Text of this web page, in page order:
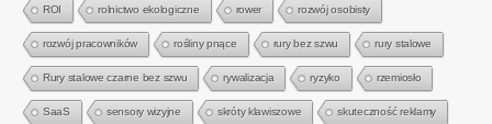
ROI rolnictwo ekologiczne rower rozwój osobisty
rozwój pracowników rośliny pnące rury bez szwu rury stalowe
Rury stalowe czarne bez szwu rywalizacja ryzyko rzemiosło
SaaS sensory wizyjne skróty klawiszowe skuteczność reklamy